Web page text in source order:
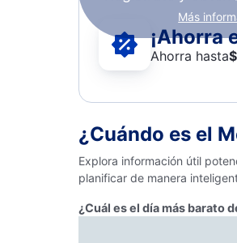
Más
¡Ahorra
Ahorra hasta$
¿Cuándo es el
Explora información útil
planificar de manera
¿Cuál es el día más barato